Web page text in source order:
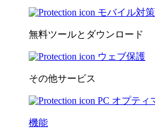
モバイル対策
無料ツールとダウンロード
ウェブ保護
その他サービス
PC オプティ
機能